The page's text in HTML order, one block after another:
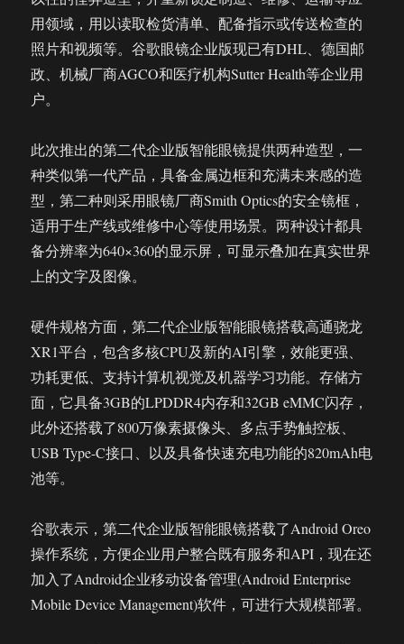
用领域，用以读取检货清单、配备指示或传送检查的
照片和视频等。谷歌眼镜企业版现已有DHL、德国邮
政、机械厂商AGCO和医疗机构Sutter Health等企业用
户。
此次推出的第二代企业版智能眼镜提供两种造型，一
种类似第一代产品，具备金属边框和充满未来感的造
型，第二种则采用眼镜厂商Smith Optics的安全镜框，
适用于生产线或维修中心等使用场景。两种设计都具
备分辨率为640×360的显示屏，可显示叠加在真实世界
上的文字及图像。
硬件规格方面，第二代企业版智能眼镜搭载高通骁龙
XR1平台，包含多核CPU及新的AI引擎，效能更强、
功耗更低、支持计算机视觉及机器学习功能。存储方
面，它具备3GB的LPDDR4内存和32GB eMMC闪存，
此外还搭载了800万像素摄像头、多点手势触控板、
USB Type-C接口、以及具备快速充电功能的820mAh电
池等。
谷歌表示，第二代企业版智能眼镜搭载了Android Oreo
操作系统，方便企业用户整合既有服务和API，现在还
加入了Android企业移动设备管理(Android Enterprise
Mobile Device Management)软件，可进行大规模部署。